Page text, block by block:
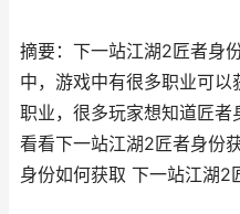
摘要：下一站江湖2匠者身
中，游戏中有很多职业可
职业，很多玩家想知道匠者
看看下一站江湖2匠者身份
身份如何获取 下一站江湖2